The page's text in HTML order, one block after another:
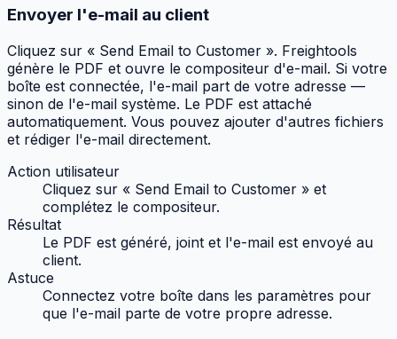
Envoyer l'e-mail au client
Cliquez sur « Send Email to Customer ». Freightools
génère le PDF et ouvre le compositeur d'e-mail. Si votre
boîte est connectée, l'e-mail part de votre adresse —
sinon de l'e-mail système. Le PDF est attaché
automatiquement. Vous pouvez ajouter d'autres fichiers
et rédiger l'e-mail directement.
Action utilisateur
Cliquez sur « Send Email to Customer » et
complétez le compositeur.
Résultat
Le PDF est généré, joint et l'e-mail est envoyé au
client.
Astuce
Connectez votre boîte dans les paramètres pour
que l'e-mail parte de votre propre adresse.